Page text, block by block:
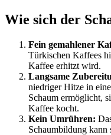
Wie sich der
Fein gemahlener
Türkischen Kaffees
Kaffee erhitzt wird.
Langsame
niedriger Hitze in
Schaum ermöglicht,
Kaffee kocht.
Kein Umrühren:
Schaumbildung kann